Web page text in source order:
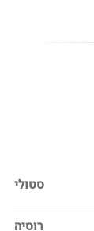
סטולי
רוסיה